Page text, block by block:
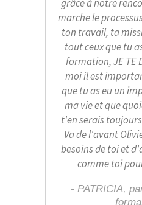
grâce à notre
marche le
ton travail, ta
tout ceux que tu
formation, JE TE
moi il est
que tu as eu un
ma vie et que
t'en serais
Va de l'avant
besoins de toi et
comme toi
- PATRICIA,